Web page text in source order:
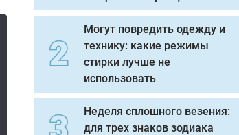
Могут повредить одежду и
технику: какие режимы
стирки лучше не
использовать
Неделя сплошного везения:
для трех знаков зодиака